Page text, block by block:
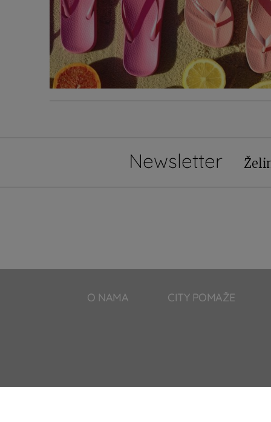
Newsletter
O NAMA CITY POMAŽE